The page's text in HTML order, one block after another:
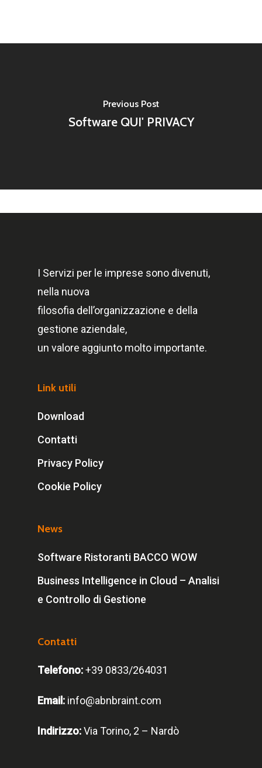
Previous Post
Software QUI' PRIVACY
I Servizi per le imprese sono divenuti,
nella nuova
filosofia dell’organizzazione e della
gestione aziendale,
un valore aggiunto molto importante.
Link utili
Download
Contatti
Privacy Policy
Cookie Policy
News
Software Ristoranti BACCO WOW
Business Intelligence in Cloud – Analisi
e Controllo di Gestione
Contatti
Telefono:+39 0833/264031
Email: info@abnbraint.com
Indirizzo:Via Torino, 2 – Nardò